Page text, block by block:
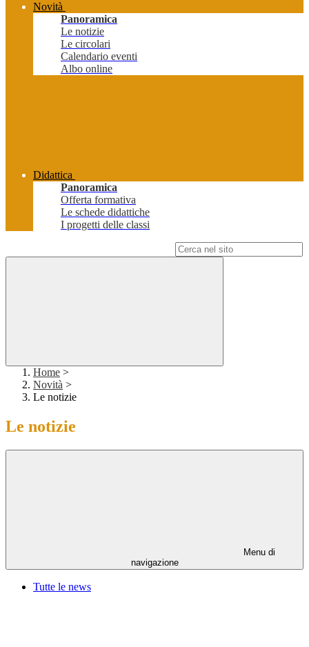
Novità
Panoramica
Le notizie
Le circolari
Calendario eventi
Albo online
Didattica
Panoramica
Offerta formativa
Le schede didattiche
I progetti delle classi
Home >
Novità >
Le notizie
Le notizie
Menu di
navigazione
Tutte le news